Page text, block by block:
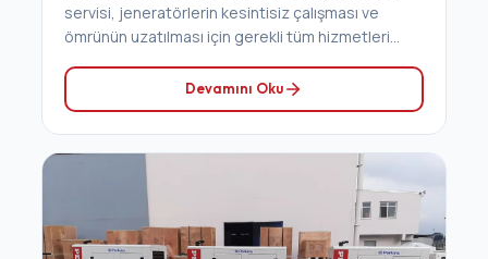
servisi, jeneratörlerin kesintisiz çalışması ve
ömrünün uzatılması için gerekli tüm hizmetleri...
Devamını Oku